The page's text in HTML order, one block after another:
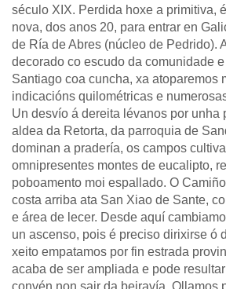
século XIX. Perdida hoxe a primitiva,
nova, dos anos 20, para entrar en
de Ría de Abres (núcleo de Pedrido).
decorado co escudo da comunidade
Santiago coa cuncha, xa atoparemos
indicacións quilométricas e
Un desvío á dereita lévanos por unha
aldea da Retorta, da parroquia de
dominan a pradería, os campos
omnipresentes montes de eucalipto,
poboamento moi espallado. O
costa arriba ata San Xiao de Sante,
e área de lecer. Desde aquí
un ascenso, pois é preciso dirixirse ó
xeito empatamos por fin estrada
acaba de ser ampliada e pode
convén non sair da beiravía. Ollamos